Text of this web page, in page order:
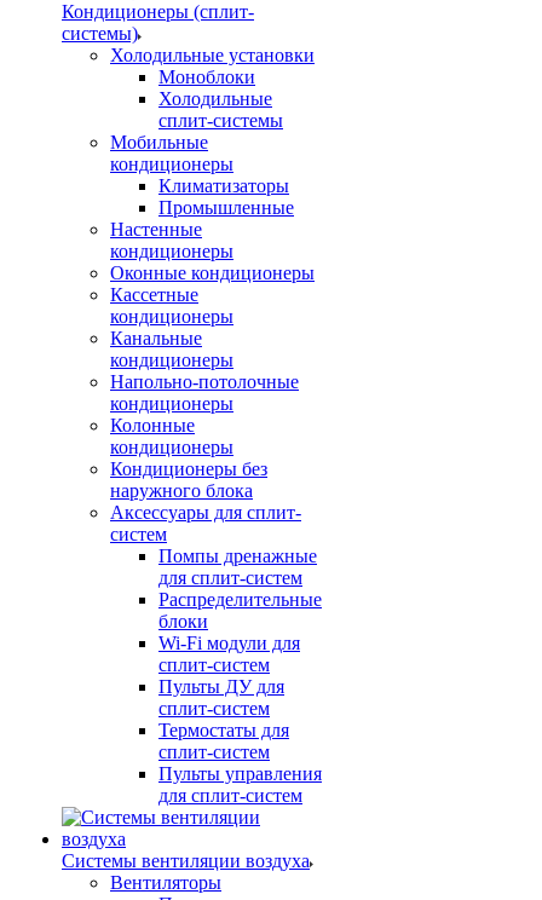
Кондиционеры (сплит-
системы)
Холодильные установки
Моноблоки
Холодильные
сплит-системы
Мобильные
кондиционеры
Климатизаторы
Промышленные
Настенные
кондиционеры
Оконные кондиционеры
Кассетные
кондиционеры
Канальные
кондиционеры
Напольно-потолочные
кондиционеры
Колонные
кондиционеры
Кондиционеры без
наружного блока
Аксессуары для сплит-
систем
Помпы дренажные
для сплит-систем
Распределительные
блоки
Wi-Fi модули для
сплит-систем
Пульты ДУ для
сплит-систем
Термостаты для
сплит-систем
Пульты управления
для сплит-систем
Системы вентиляции воздуха
Вентиляторы